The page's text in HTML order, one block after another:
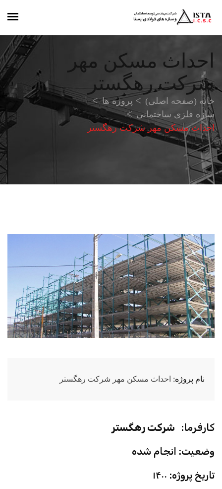
احداث مسکن مهر
شرکت رهگستر
خانه (صفحه اصلی)
پروژه ها
سازه فلزی ساختمانی
احداث مسکن مهر شرکت رهگستر
نام پروژه: احداث مسکن مهر شرکت رهگستر
کارفرما:
شرکت رهگستر
وضعیت: انجام شده
تاریخ پروژه: ۱۴۰۰